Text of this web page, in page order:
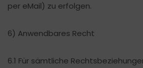
per eMail) zu erfolgen.
6) Anwendbares Recht
6.1 Für sämtliche